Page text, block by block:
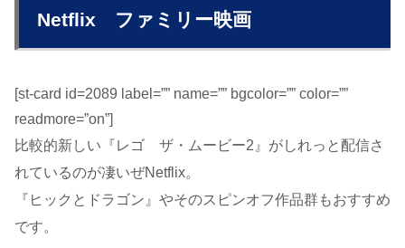
Netflix ファミリー映画
[st-card id=2089 label=”” name=”” bgcolor=”” color=””
readmore=”on”]
比較的新しい『レゴ ザ・ムービー2』がしれっと配信さ
れているのが凄いぜNetflix。
『ヒックとドラゴン』やそのスピンオフ作品群もおすすめ
です。